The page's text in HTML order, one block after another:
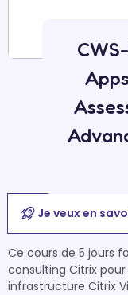
Je veux en
Ce cours de 5 jours
consulting Citrix
infrastructure Citrix